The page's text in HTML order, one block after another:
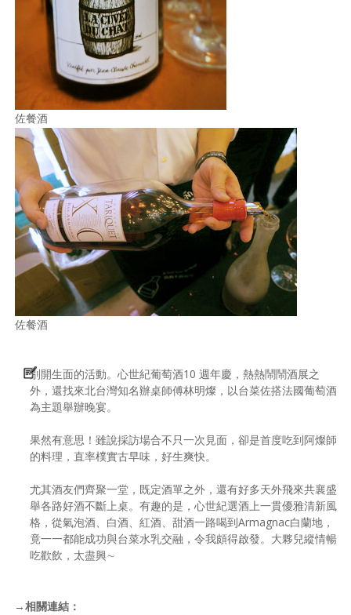
佐餐酒
佐餐酒
別開生面的活動。心世紀葡萄酒10 週年慶，熱熱鬧鬧酒展之
外，還找來北台灣知名辦桌師傅林明燦，以台菜佐搭法國葡萄酒
為主題舉辦晚宴。
果然有意思！雖說採訪場合不只一次見面，卻是首度吃到阿燦師
的料理，直率樸實古早味，好生爽快。
尤其酒友們齊聚一堂，既定酒單之外，還有好多天外飛來共襄盛
舉各路好酒不斷上桌。有趣的是，心世紀選酒上一貫優雅清新風
格，從氣泡酒、白酒、紅酒、甜酒一路喝到Armagnac白蘭地，
竟一一都能成功與台菜水乳交融，令我頗得啟發。大夥兒縱情暢
吃歡飲，太盡興∼
→相關連結：